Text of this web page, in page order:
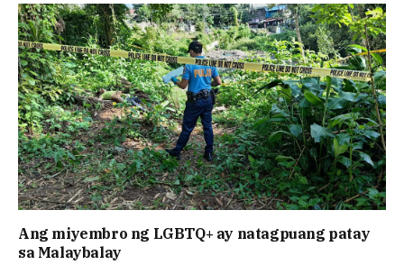
Ang miyembro ng LGBTQ+ ay natagpuang patay
sa Malaybalay